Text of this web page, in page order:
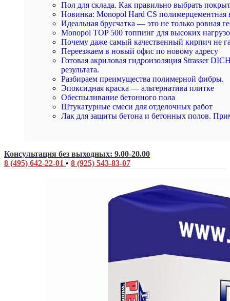
Пол для склада. Как правильно выбрать
Новинка: Monopol Hard CS полимерцементная
Идеальная брусчатка — это не только ровная
Monopol TOP 500 топпинг для высоких
Почему даже самый качественный кирпич не
Переезжаем в новый офис по новому адресу
Готовая акриловая гидроизоляция Strasser
результата.
Разбираем преимущества полимерной фибры.
Эпоксидная краска — альтернатива плитке
Обеспыливание бетонного пола
Штукатурные смеси для отделочных работ
Лак для защиты бетона и бетонных полов.
Консультация без выходных: 9.00-20.00
8 (495) 642-22-01 • 8 (925) 543-83-07